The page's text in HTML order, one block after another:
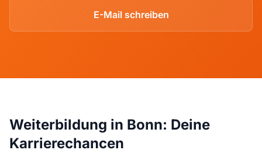
E-Mail schreiben
Weiterbildung in Bonn: Deine
Karrierechancen